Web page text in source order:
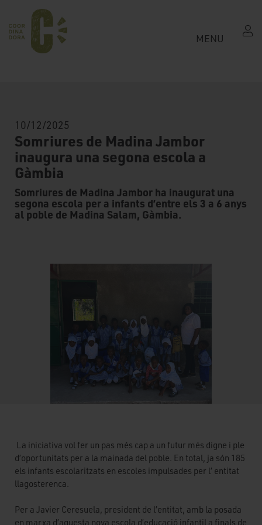
MENU
10/12/2025
Somriures de Madina Jambor
inaugura una segona escola a
Gàmbia
Somriures de Madina Jambor ha inaugurat una
segona escola per a infants d’entre els 3 a 6 anys
al poble de Madina Salam, Gàmbia.
La iniciativa vol fer un pas més cap a un futur més digne i ple
d’oportunitats per a la mainada del poble. En total, ja són 185
els infants escolaritzats en escoles impulsades per l’ entitat
llagosterenca.
Per a Javier Ceresuela, president de l’entitat, amb la posada
en marxa d’aquesta nova escola d’educació infantil a finals de